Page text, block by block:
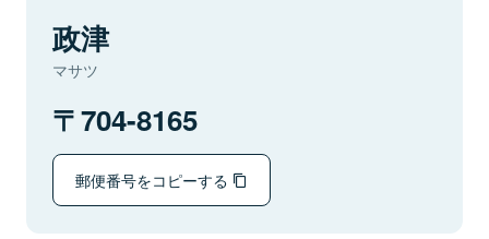
政津
マサツ
704-8165
郵便番号をコピーする